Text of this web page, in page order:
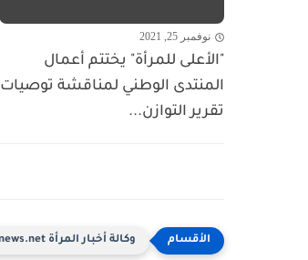
نوفمبر 25, 2021
"الأعلى للمرأة" يختتم أعمال
المنتدى الوطني لمناقشة توصيات
تقرير التوازن...
وكالة أخبار المرأة www.wonews.net info@wonews.net